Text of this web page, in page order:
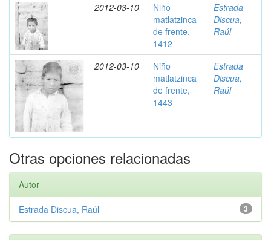
2012-03-10
Niño
matlatzinca
de frente,
1412
Estrada
Discua,
Raúl
2012-03-10
Niño
matlatzinca
de frente,
1443
Estrada
Discua,
Raúl
Otras opciones relacionadas
Autor
3
Estrada Discua, Raúl